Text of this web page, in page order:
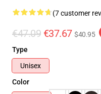
(7 customer
€47.09 €37.67 $40.95
Type
Unisex
Color